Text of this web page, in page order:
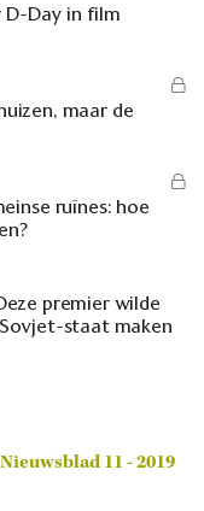
Day in film
maar de
ruïnes: hoe
premier wilde
staat maken
11 - 2019